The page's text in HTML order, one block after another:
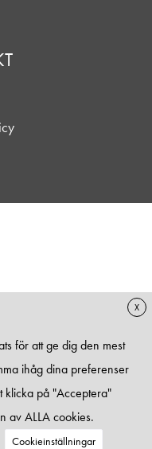
X
för att ge dig den mest
ihåg dina preferenser
klicka på "Acceptera"
av ALLA cookies.
Cookieinställningar